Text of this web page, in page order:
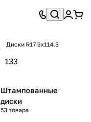
Диски R17 5х114.3
133
Штампованные
диски
53 товара